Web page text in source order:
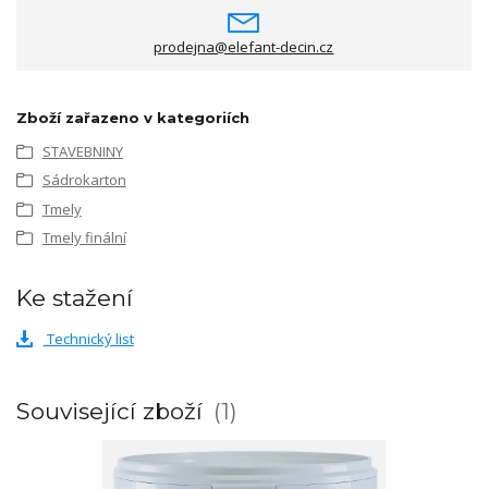
prodejna@elefant-decin.cz
Zboží zařazeno v kategoriích
STAVEBNINY
Sádrokarton
Tmely
Tmely finální
Ke stažení
Technický list
Související zboží 1